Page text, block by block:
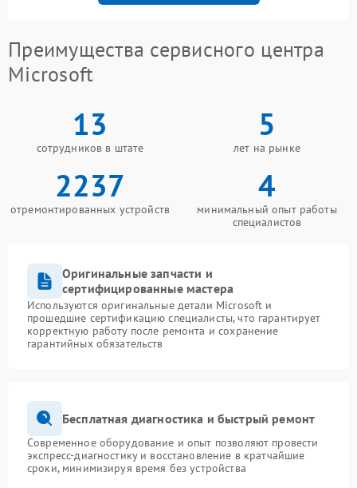
Преимущества сервисного центра
Microsoft
13
сотрудников в штате
5
лет на рынке
2237
отремонтированных устройств
4
минимальный опыт работы
специалистов
Оригинальные запчасти и
сертифицированные мастера
Используются оригинальные детали Microsoft и
прошедшие сертификацию специалисты, что гарантирует
корректную работу после ремонта и сохранение
гарантийных обязательств
Бесплатная диагностика и быстрый ремонт
Современное оборудование и опыт позволяют провести
экспресс-диагностику и восстановление в кратчайшие
сроки, минимизируя время без устройства